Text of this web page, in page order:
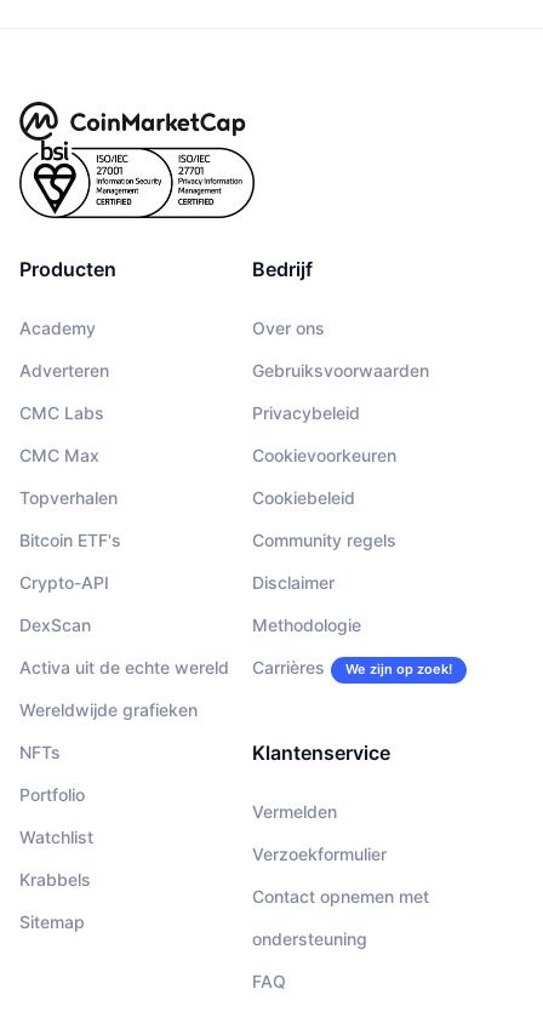
Producten
Academy
Adverteren
CMC Labs
CMC Max
Topverhalen
Bitcoin ETF's
Crypto-API
DexScan
Activa uit de echte wereld
Wereldwijde grafieken
NFTs
Portfolio
Watchlist
Krabbels
Sitemap
Bedrijf
Over ons
Gebruiksvoorwaarden
Privacybeleid
Cookievoorkeuren
Cookiebeleid
Community regels
Disclaimer
Methodologie
Carrières We zijn op zoek!
Klantenservice
Vermelden
Verzoekformulier
Contact opnemen met
ondersteuning
FAQ